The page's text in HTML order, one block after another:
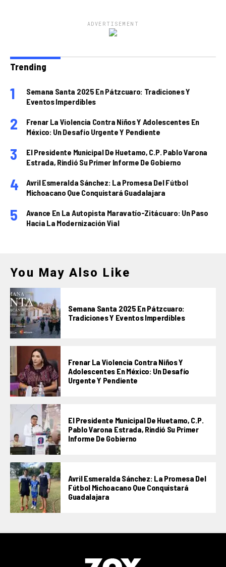
ADVERTISEMENT
Trending
Semana Santa 2025 En Pátzcuaro: Tradiciones Y
Eventos Imperdibles
Frenar La Violencia Contra Niños Y Adolescentes En
México: Un Desafío Urgente Y Pendiente
El Presidente Municipal De Huetamo, C.P. Pablo Varona
Estrada, Rindió Su Primer Informe De Gobierno
Avril Esmeralda Sánchez: La Promesa Del Fútbol
Michoacano Que Conquistará Guadalajara
Avance En La Autopista Maravatío-Zitácuaro: Un Paso
Hacia La Modernización Vial
You May Also Like
Semana Santa 2025 En Pátzcuaro:
Tradiciones Y Eventos Imperdibles
Frenar La Violencia Contra Niños Y
Adolescentes En México: Un Desafío
Urgente Y Pendiente
El Presidente Municipal De Huetamo, C.P.
Pablo Varona Estrada, Rindió Su Primer
Informe De Gobierno
Avril Esmeralda Sánchez: La Promesa Del
Fútbol Michoacano Que Conquistará
Guadalajara